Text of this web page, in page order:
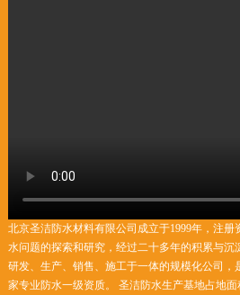
北京圣洁防水材料有限公司成立于1999年，注册
水问题的探索和研究，经过二十多年的积累与沉
研发、生产、销售、施工于一体的规模化公司，
家专业防水一级资质。 圣洁防水生产基地占地